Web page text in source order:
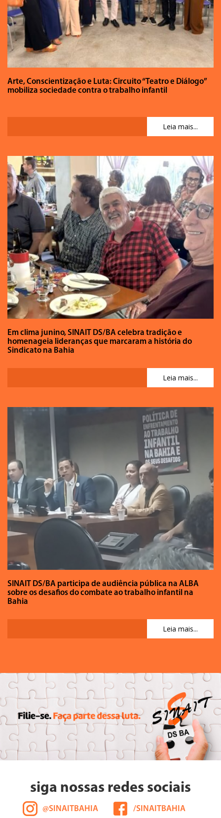
Arte, Conscientização e Luta: Circuito “Teatro e Diálogo”
mobiliza sociedade contra o trabalho infantil
Leia mais...
Em clima junino, SINAIT DS/BA celebra tradição e
homenageia lideranças que marcaram a história do
Sindicato na Bahia
Leia mais...
SINAIT DS/BA participa de audiência pública na ALBA
sobre os desafios do combate ao trabalho infantil na
Bahia
Leia mais...
siga nossas redes sociais
@SINAITBAHIA /SINAITBAHIA